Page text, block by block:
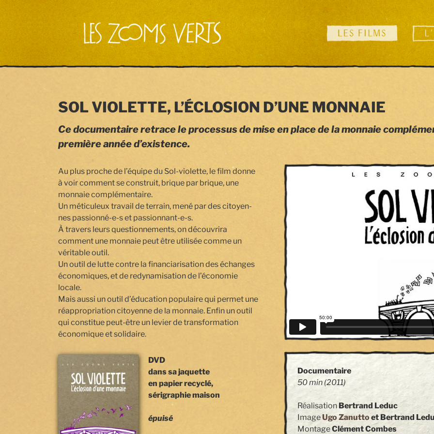
Aller
au
contenu
principal
SOL VIOLETTE, L’ÉCLOSION D’UNE MONNAIE
Ce documentaire retrace le processus de mise en place de la monnaie
première année d’existence.
Au plus proche de l’équipe du Sol-violette, le film donne
à voir comment se construit, brique par brique, une
monnaie complémentaire.
Un méticuleux travail de terrain, mené par des citoyen-
nes passionné-e-s et passionnant-e-s.
À travers leurs questionnements, on découvrira
comment une monnaie peut être utilisée comme un
véritable outil.
Un outil de lutte contre la financiarisation des échanges
économiques, et de ­­redynamisation de l’économie
locale.
Mais aussi un outil d’éducation populaire qui permet une
réappropriation citoyenne de la monnaie. Enfin un outil
qui constitue peut-être un levier de transformation
économique et solidaire.
DVD
dans sa jaquette
en papier recyclé,
sérigraphie maison
épuisé
Documentaire
50 min(2011)
Réalisation Bertrand Leduc
ImageUgo Zanuttoet Bertrand
MontageClément Combes